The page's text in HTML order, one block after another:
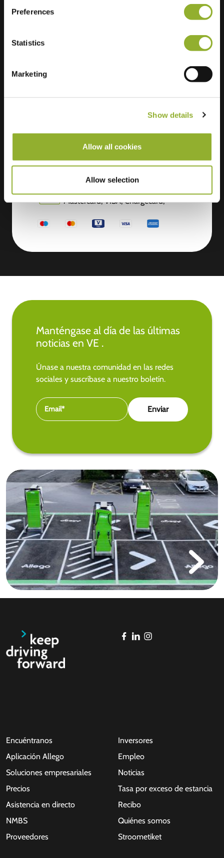
Preferences
Statistics
Marketing
Show details
Allow all cookies
Allow selection
Información adicional
Mastercard, VISA, Chargecard,
Manténgase al día de las últimas
noticias en VE .
Únase a nuestra comunidad en las redes
sociales y suscríbase a nuestro boletín.
Encuéntranos
Aplicación Allego
Soluciones empresariales
Precios
Asistencia en directo
NMBS
Proveedores
Inversores
Empleo
Noticias
Tasa por exceso de estancia
Recibo
Quiénes somos
Stroometiket